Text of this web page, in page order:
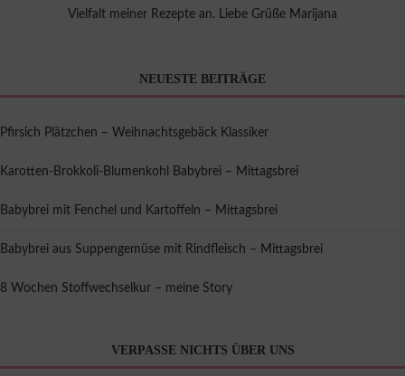
Vielfalt meiner Rezepte an. Liebe Grüße Marijana
NEUESTE BEITRÄGE
Pfirsich Plätzchen – Weihnachtsgebäck Klassiker
Karotten-Brokkoli-Blumenkohl Babybrei – Mittagsbrei
Babybrei mit Fenchel und Kartoffeln – Mittagsbrei
Babybrei aus Suppengemüse mit Rindfleisch – Mittagsbrei
8 Wochen Stoffwechselkur – meine Story
VERPASSE NICHTS ÜBER UNS